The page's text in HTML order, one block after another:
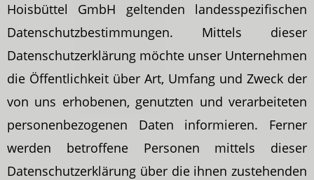
Hoisbüttel GmbH geltenden landesspezifischen
Datenschutzbestimmungen. Mittels dieser
Datenschutzerklärung möchte unser Unternehmen
die Öffentlichkeit über Art, Umfang und Zweck der
von uns erhobenen, genutzten und verarbeiteten
personenbezogenen Daten informieren. Ferner
werden betroffene Personen mittels dieser
Datenschutzerklärung über die ihnen zustehenden